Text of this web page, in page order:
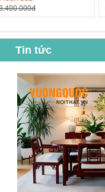
BÀN GHẾ CAFE NHẬP
CAO CẤP HOY7006
sp: BT135
Tin tức